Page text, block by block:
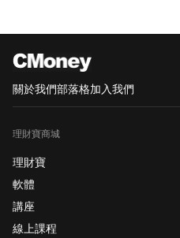
關於我們部落格加入我們
理財寶商城
理財寶
軟體
講座
線上課程